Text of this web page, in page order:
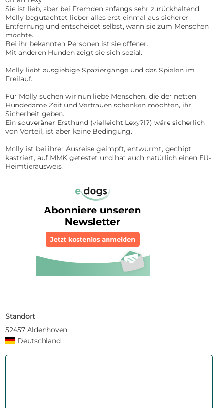
Sie ist lieb, aber bei Fremden anfangs sehr zurückhaltend.
Molly begutachtet lieber alles erst einmal aus sicherer
Entfernung und entscheidet selbst, wann sie zum Menschen
möchte.
Bei ihr bekannten Personen ist sie offener.
Mit anderen Hunden zeigt sie sich sozial.
Molly liebt ausgiebige Spaziergänge und das Spielen im
Freilauf.
Für Molly suchen wir nun liebe Menschen, die der netten
Hundedame Zeit und Vertrauen schenken möchten, ihr
Sicherheit geben.
Ein souveräner Ersthund (vielleicht Lexy?!?) wäre sicherlich
von Vorteil, ist aber keine Bedingung.
Molly ist bei ihrer Ausreise geimpft, entwurmt, gechipt,
kastriert, auf MMK getestet und hat auch natürlich einen EU-
Heimtierausweis.
Standort
52457 Aldenhoven
Deutschland